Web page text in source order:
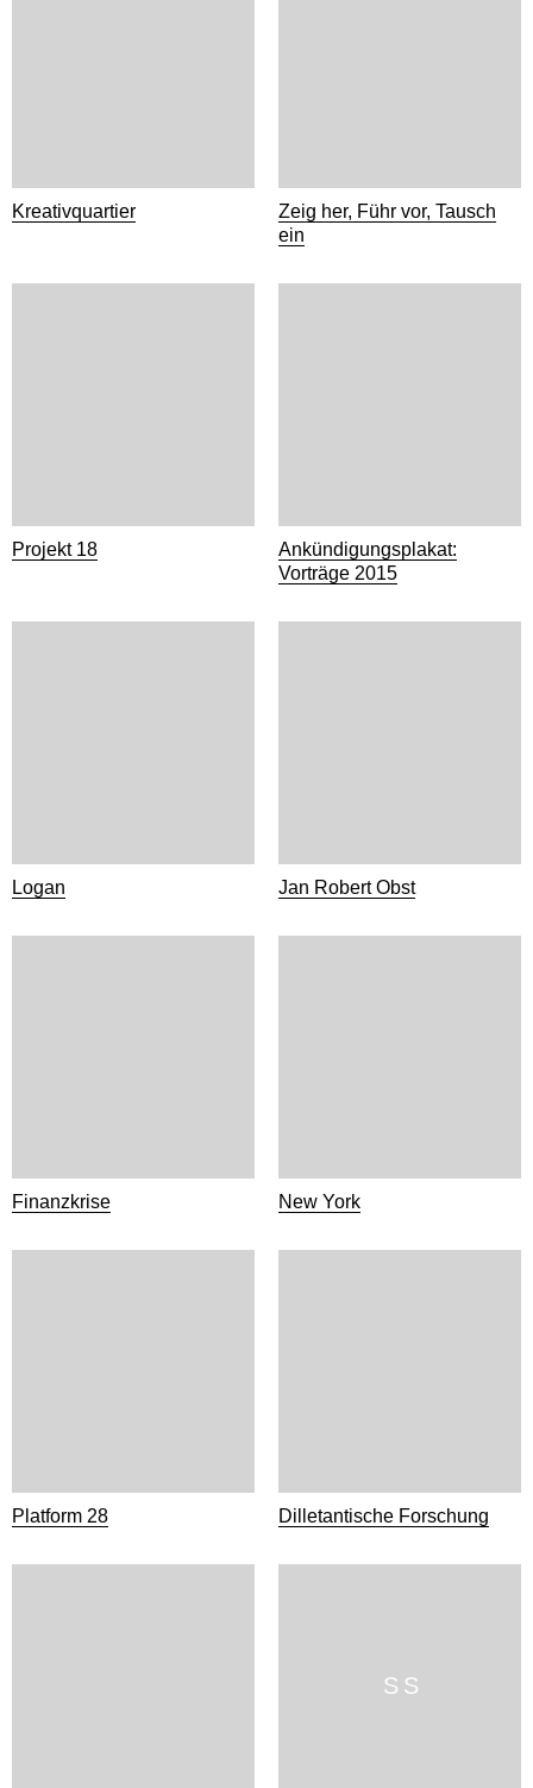
Kreativquartier
Zeig her, Führ vor, Tausch
ein
Projekt 18
Ankündigungsplakat:
Vorträge 2015
Logan Jan Robert Obst
Finanzkrise New York
Platform 28 Dilletantische Forschung
S S